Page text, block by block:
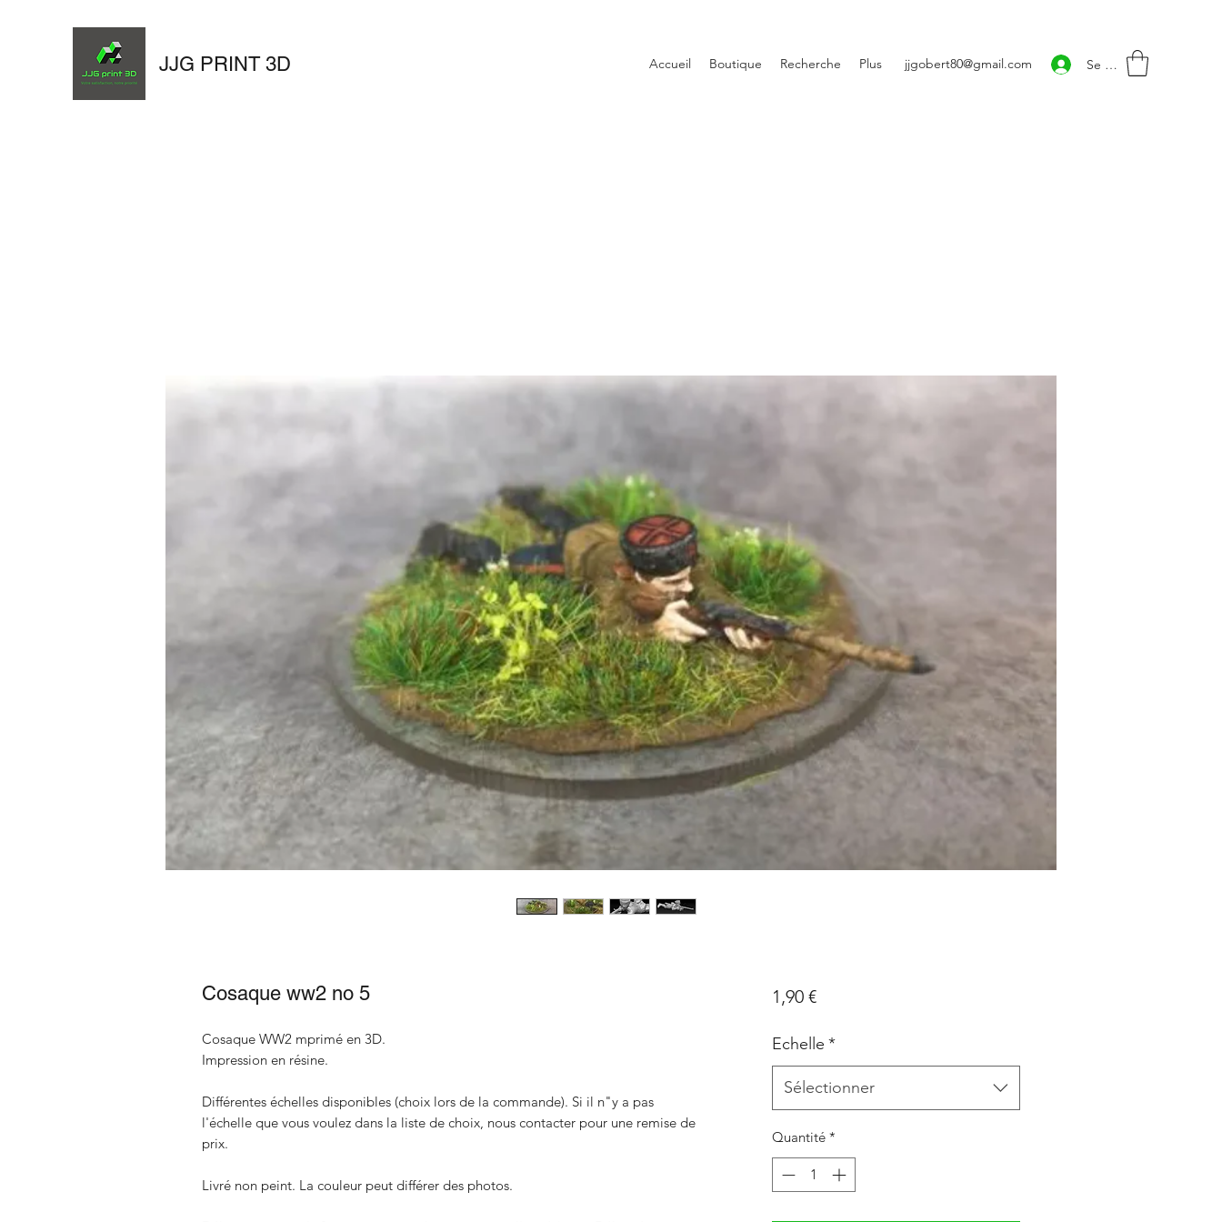
JJG PRINT 3D Accueil Boutique Recherche Plus jjgobert80@gmail.com Se connecter
Cosaque ww2 no 5
Cosaque WW2 mprimé en 3D.
Impression en résine.
Différentes échelles disponibles (choix lors de la commande). Si il n"y a pas
l'échelle que vous voulez dans la liste de choix, nous contacter pour une remise de
prix.
Livré non peint. La couleur peut différer des photos.
1,90 €Prix
Echelle *
Sélectionner
Quantité *